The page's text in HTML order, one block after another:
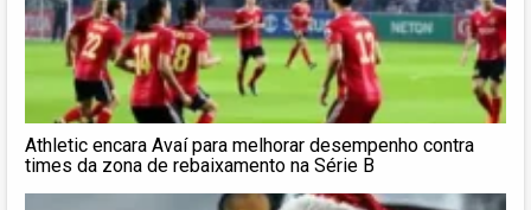
Athletic encara Avaí para melhorar desempenho contra
times da zona de rebaixamento na Série B